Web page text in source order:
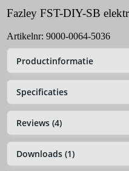
Fazley FST-DIY-SB
Artikelnr: 9000-0064-5036
Productinformatie
Specificaties
Reviews (4)
Downloads (1)